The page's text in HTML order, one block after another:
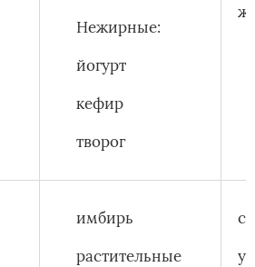
Нежирные:
йогурт
кефир
творог
имбирь
растительные